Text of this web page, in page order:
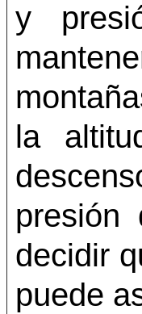
y
la
decidir
puede